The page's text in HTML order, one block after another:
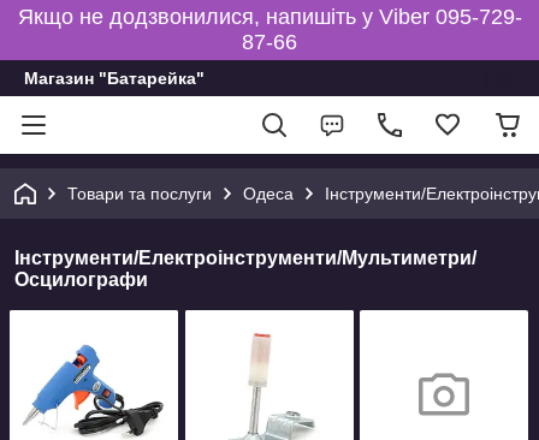
Якщо не додзвонилися, напишіть у Viber 095-729-
87-66
Магазин "Батарейка"
Товари та послуги Одеса Інструменти/
Інструменти/Електроінструменти/Мультиметри/
Осцилографи